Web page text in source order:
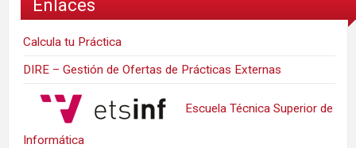
Enlaces
Calcula tu Práctica
DIRE – Gestión de Ofertas de Prácticas Externas
Escuela Técnica Superior de
Informática